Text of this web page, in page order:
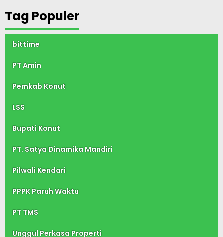
Tag Populer
bittime
PT Amin
Pemkab Konut
LSS
Bupati Konut
PT. Satya Dinamika Mandiri
Pilwali Kendari
PPPK Paruh Waktu
PT TMS
Unggul Perkasa Properti